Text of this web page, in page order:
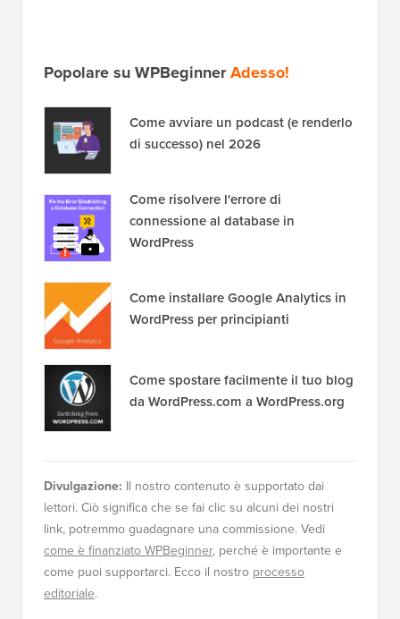
Popolare su WPBeginnerAdesso!
Come avviare un podcast (e renderlo
di successo) nel 2026
Come risolvere l'errore di
connessione al database in
WordPress
Come installare Google Analytics in
WordPress per principianti
Come spostare facilmente il tuo blog
da WordPress.com a WordPress.org
Divulgazione: Il nostro contenuto è supportato dai
lettori. Ciò significa che se fai clic su alcuni dei nostri
link, potremmo guadagnare una commissione. Vedi
come è finanziato WPBeginner, perché è importante e
come puoi supportarci. Ecco il nostro processo
editoriale.